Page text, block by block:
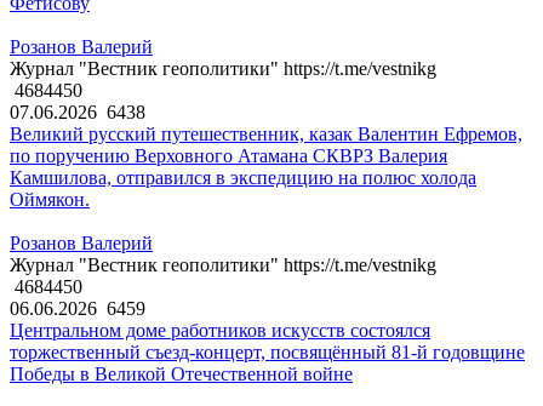
Розанов Валерий
Журнал "Вестник геополитики" https://t.me/vestnikg
4684450
07.06.2026 6438
Великий русский путешественник, казак Валентин Ефремов,
по поручению Верховного Атамана СКВРЗ Валерия
Камшилова, отправился в экспедицию на полюс холода
Оймякон.
Розанов Валерий
Журнал "Вестник геополитики" https://t.me/vestnikg
4684450
06.06.2026 6459
Центральном доме работников искусств состоялся
торжественный съезд-концерт, посвящённый 81-й годовщине
Победы в Великой Отечественной войне